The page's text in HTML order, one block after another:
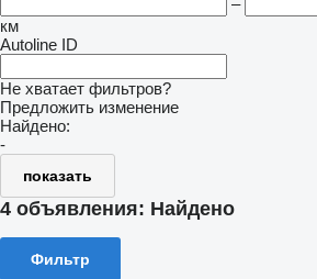
–
км
Autoline ID
Не хватает фильтров?
Предложить изменение
Найдено:
-
показать
4 объявления: Найдено
Фильтр